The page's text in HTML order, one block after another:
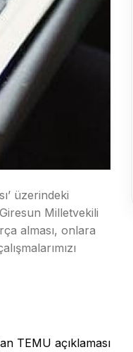
üzerindeki
Milletvekili
alması, onlara
TEMU açıklaması